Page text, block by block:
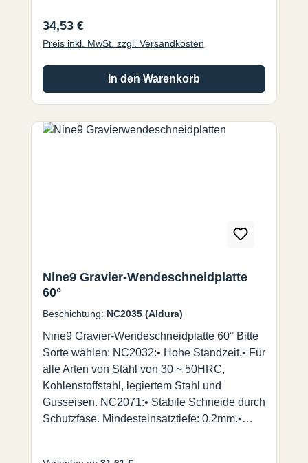
verringertem Werkzeugverschleiß.• Für
gehärteten Stahl bis zu 56HRC. NC9031:•
Spanleitstufe für sehr feine Gravuren.• Für
Nicht-Eisen-Metall, wie Aluminium, Messing,
Gravierwerkzeuge für den Einsatz auf Fräs-
Regulärer Preis:
34,53 €
Preis inkl. MwSt. zzgl. Versandkosten
In den Warenkorb
Nine9 Gravier-Wendeschneidplatte
60°
Beschichtung: NC2035 (Aldura)
Nine9 Gravier-Wendeschneidplatte 60° Bitte
Sorte wählen: NC2032:• Hohe Standzeit.• Für
alle Arten von Stahl von 30 ~ 50HRC,
Kohlenstoffstahl, legiertem Stahl und
Gusseisen. NC2071:• Stabile Schneide durch
Schutzfase. Mindesteinsatztiefe: 0,2mm.•